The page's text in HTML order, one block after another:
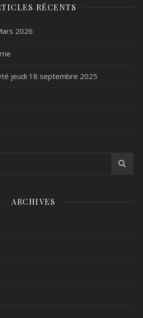
RÉCENTS
2026
jeudi 18 septembre 2025
ARCHIVES